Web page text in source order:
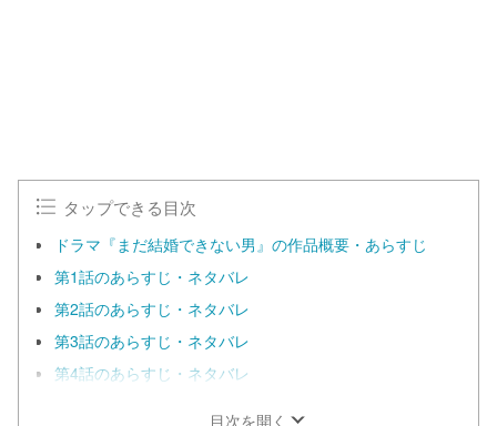
タップできる目次
ドラマ『まだ結婚できない男』の作品概要・あらすじ
第1話のあらすじ・ネタバレ
第2話のあらすじ・ネタバレ
第3話のあらすじ・ネタバレ
第4話のあらすじ・ネタバレ
目次を開く